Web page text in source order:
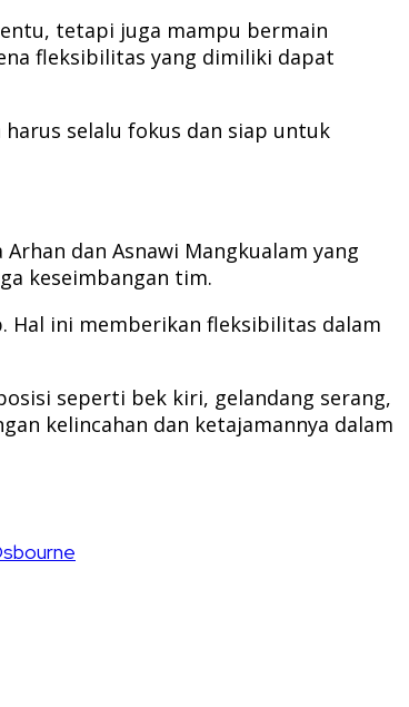
tetapi juga mampu bermain
fleksibilitas yang dimiliki dapat
selalu fokus dan siap untuk
dan Asnawi Mangkualam yang
keseimbangan tim.
Hal ini memberikan fleksibilitas dalam
seperti bek kiri, gelandang serang,
kelincahan dan ketajamannya dalam